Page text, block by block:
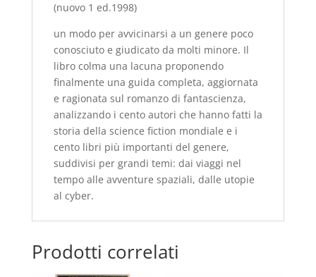
quantità
(nuovo 1 ed.1998)
un modo per avvicinarsi a un genere poco
conosciuto e giudicato da molti minore. Il
libro colma una lacuna proponendo
finalmente una guida completa, aggiornata
e ragionata sul romanzo di fantascienza,
analizzando i cento autori che hanno fatti la
storia della science fiction mondiale e i
cento libri più importanti del genere,
suddivisi per grandi temi: dai viaggi nel
tempo alle avventure spaziali, dalle utopie
al cyber.
Prodotti correlati